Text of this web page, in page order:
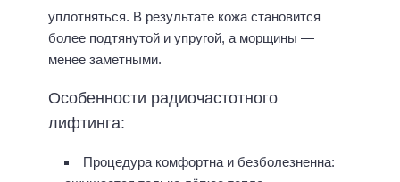
уплотняться. В результате кожа становится
более подтянутой и упругой, а морщины —
менее заметными.
Особенности радиочастотного
лифтинга:
Процедура комфортна и безболезненна: